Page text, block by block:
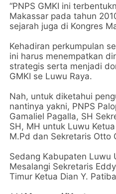
“PNPS GMKI ini
Makassar pada tahun
sejarah juga di Kongres
Kehadiran perkumpulan
ini harus menempatkan
strategis serta menjadi
GMKI se Luwu Raya.
Nah, untuk diketahui
nantinya yakni, PNPS
Gamaliel Pagalla, SH
SH, MH untuk Luwu
M.Pd dan Sekretaris Otto
Sedang Kabupaten Luwu
Mesalangi Sekretaris
Timur Ketua Dian Y.